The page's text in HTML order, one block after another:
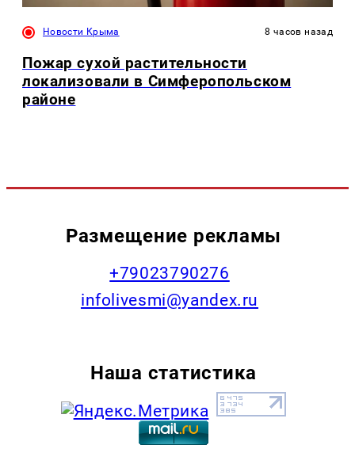
Новости Крыма 8 часов назад
Пожар сухой растительности
локализовали в Симферопольском
районе
Размещение рекламы
+79023790276
infolivesmi@yandex.ru
Наша статистика